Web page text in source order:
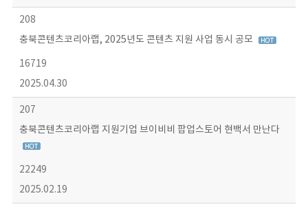
208
충북콘텐츠코리아랩, 2025년도 콘텐츠 지원 사업 동시 공모
16719
2025.04.30
207
충북콘텐츠코리아랩 지원기업 브이비비 팝업스토어 현백서 만난다
22249
2025.02.19